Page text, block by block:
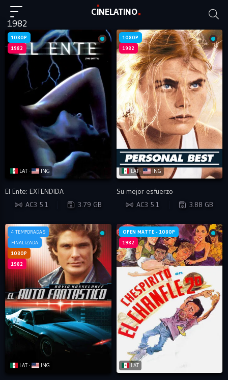
CINELATINO
1982
1080P
1982
LAT · ING
BRRIP
El Ente: EXTENDIDA
AC3 5.1
3.79 GB
1080P
1982
LAT · ING
BRRIP
Su mejor esfuerzo
AC3 5.1
3.88 GB
4 TEMPORADAS
FINALIZADA
1080P
1982
LAT · ING
OPEN MATTE - 1080P
1982
LAT